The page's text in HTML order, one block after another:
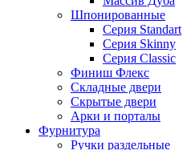
Шпонированные
Серия Standart
Серия Skinny
Серия Classic
Финиш Флекс
Складные двери
Скрытые двери
Арки и порталы
Фурнитура
Ручки раздельные